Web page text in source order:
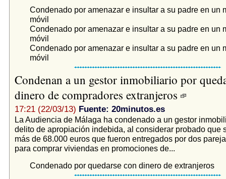
Condenado por amenazar e insultar a su padre en un
móvil
Condenado por amenazar e insultar a su padre en un
móvil
Condenado por amenazar e insultar a su padre en un
móvil
Condenan a un gestor inmobiliario por
dinero de compradores extranjeros
17:21 (22/03/13) Fuente: 20minutos.es
La Audiencia de Málaga ha condenado a un gestor
delito de apropiación indebida, al considerar probado que
más de 68.000 euros que fueron entregados por dos
para comprar viviendas en promociones de...
Condenado por quedarse con dinero de extranjeros